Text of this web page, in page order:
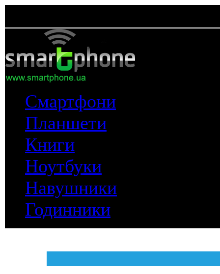
Смартфони
Планшети
Книги
Ноутбуки
Навушники
Годинники